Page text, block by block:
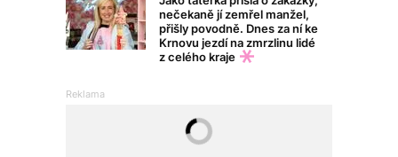
nečekaně jí zemřel manžel,
přišly povodně. Dnes za ní ke
Krnovu jezdí na zmrzlinu lidé
z celého kraje